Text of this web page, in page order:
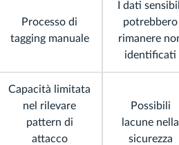
Processo di
tagging manuale
I dati
potrebbero
rimanere
identificati
Capacità limitata
nel rilevare
pattern di
attacco
Possibili
lacune nella
sicurezza